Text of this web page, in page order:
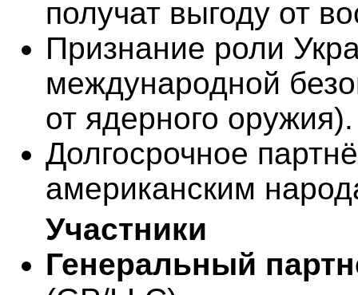
получат выгоду от
Признание роли
международной
от ядерного оружия).
Долгосрочное
американским
Участники
Генеральный